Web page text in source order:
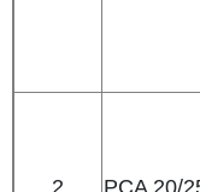
2 PCA 20/